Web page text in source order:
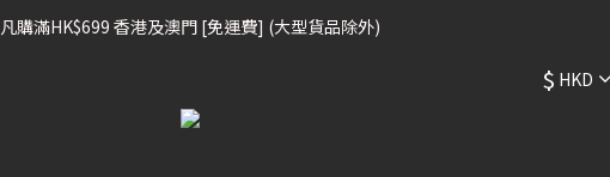
凡購滿HK$699 香港及澳門 [免運費] (大型貨品除外)
凡購滿HK$699 香港及澳門 [免運費] (大型貨品除外)
我們提供全球運送服務。（請查看運送政策）
$ HKD